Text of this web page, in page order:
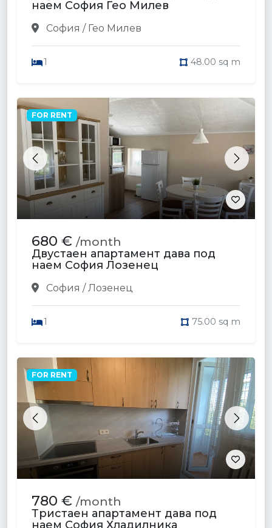
наем София Гео Милев
София / Гео Милев
1 48.00 sq m
Previous Next
FOR RENT
680 € /month
Двустаен апартамент дава под
наем София Лозенец
София / Лозенец
1 75.00 sq m
Previous Next
FOR RENT
780 € /month
Тристаен апартамент дава под
наем София Хладилника